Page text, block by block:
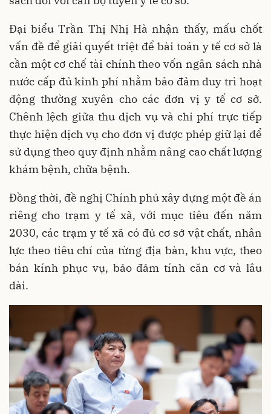
Đại biểu Trần Thị Nhị Hà nhận thấy, mấu chốt
vấn đề để giải quyết triệt để bài toán y tế cơ sở là
cần một cơ chế tài chính theo vốn ngân sách nhà
nước cấp đủ kinh phí nhằm bảo đảm duy trì hoạt
động thường xuyên cho các đơn vị y tế cơ sở.
Chênh lệch giữa thu dịch vụ và chi phí trực tiếp
thực hiện dịch vụ cho đơn vị được phép giữ lại để
sử dụng theo quy định nhằm nâng cao chất lượng
khám bệnh, chữa bệnh.
Đồng thời, đề nghị Chính phủ xây dựng một đề án
riêng cho trạm y tế xã, với mục tiêu đến năm
2030, các trạm y tế xã có đủ cơ sở vật chất, nhân
lực theo tiêu chí của từng địa bàn, khu vực, theo
bán kính phục vụ, bảo đảm tính căn cơ và lâu
dài.